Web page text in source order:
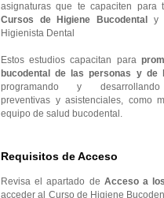
asignaturas que te capaciten para
Cursos de Higiene Bucodental
y
Higienista Dental
Estos estudios capacitan para
bucodental de las personas y de
programando y
preventivas y asistenciales, como
equipo de salud bucodental.
Requisitos de Acceso
Revisa el apartado de Acceso a
acceder al Curso de Higiene